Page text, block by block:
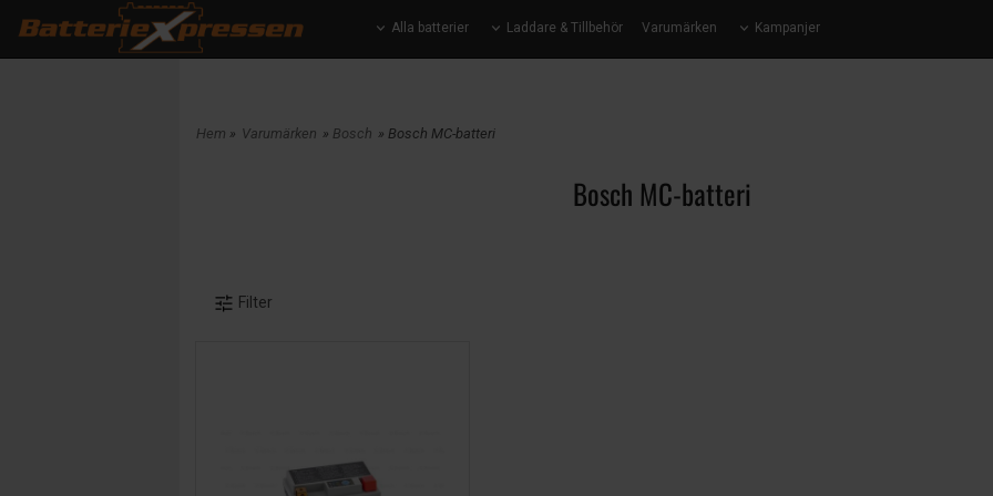
Alla batterier Laddare & Tillbehör Varumärken Kampanjer
Hem » Varumärken » Bosch » Bosch MC-batteri
Bosch MC-batteri
Filter